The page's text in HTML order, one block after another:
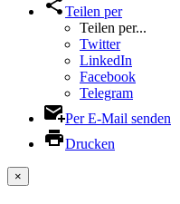
Teilen per
Teilen per...
Twitter
LinkedIn
Facebook
Telegram
Per E-Mail senden
Drucken
×